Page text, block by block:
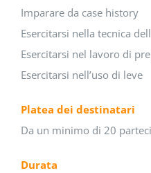
Imparare da case history
Esercitarsi nella tecnica
Esercitarsi nel lavoro di
Esercitarsi nell’uso di leve
Platea dei destinatari
Da un minimo di 20
Durata